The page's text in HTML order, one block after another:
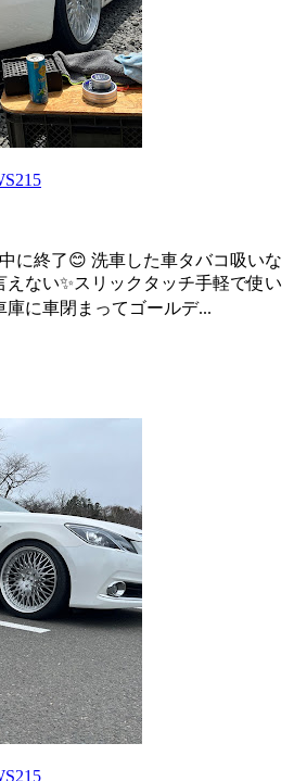
に終了😊 洗車した車タバコ吸いな
ない✨スリックタッチ手軽で使い
に車閉まってゴールデ...